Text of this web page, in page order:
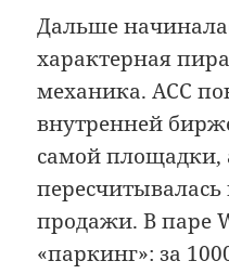
Дальше
характерная
механика. ACC
внутренней
самой площадки,
продажи. В паре
«паркинг»: за